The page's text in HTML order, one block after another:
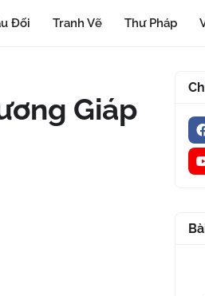
Đối Tranh Vẽ Thư Pháp
Giáp